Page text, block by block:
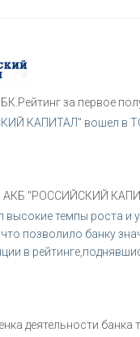
за первое
КАПИТАЛ" вошел в
АКБ "РОССИЙСКИЙ
высокие темпы роста и
позволило банку
в
деятельности банка